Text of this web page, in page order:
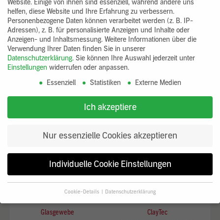
Zu den FAQ
IM SYSTEM PASSEND
Glasgewebe
ClayTec
Website. Einige von ihnen sind essenziell, während andere uns
helfen, diese Website und Ihre Erfahrung zu verbessern.
Personenbezogene Daten können verarbeitet werden (z. B. IP-
Adressen), z. B. für personalisierte Anzeigen und Inhalte oder
Anzeigen- und Inhaltsmessung. Weitere Informationen über die
Verwendung Ihrer Daten finden Sie in unserer
Datenschutzerklärung. Sie können Ihre Auswahl jederzeit unter
Einstellungen widerrufen oder anpassen.
Essenziell
Statistiken Externe Medien
Ich akzeptiere
Nur essenzielle Cookies akzeptieren
Individuelle Cookie Einstellungen
Cookie-Details Datenschutzerklärung
Datenschutzeinstellungen